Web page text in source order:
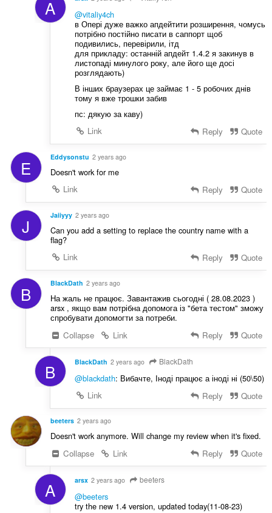
A
@vitaliy4ch
в Опері дуже важко апдейтити розширення, чомусь
потрібно постійно писати в саппорт щоб
подивились, перевірили, ітд
для прикладу: останній апдейт 1.4.2 я закинув в
листопаді минулого року, але його ще досі
розглядають)
В інших браузерах це займає 1 - 5 робочих днів
тому я вже трошки забив
пс: дякую за каву)
Link
Reply Quote
E Eddysonstu 2 years ago
Doesn't work for me
Link
Reply Quote
J Jaiiyyy 2 years ago
Can you add a setting to replace the country name with a
flag?
Link
Reply Quote
B BlackDath 2 years ago
На жаль не працює. Завантажив сьогодні ( 28.08.2023 )
arsx , якщо вам потрібна допомога із "бета тестом" зможу
спробувати допомогти за потреби.
Collapse
Link Reply Quote
B BlackDath 2 years ago BlackDath
@blackdath: Вибачте, Іноді працює а іноді ні (50\50)
Link
Reply Quote
beeters 2 years ago
Doesn't work anymore. Will change my review when it's fixed.
Collapse
Link Reply Quote
A arsx 2 years ago beeters
@beeters
try the new 1.4 version, updated today(11-08-23)